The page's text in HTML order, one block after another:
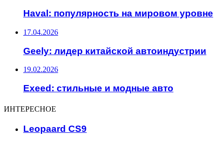
Haval: популярность на мировом уровне
17.04.2026
Geely: лидер китайской автоиндустрии
19.02.2026
Exeed: стильные и модные авто
ИНТЕРЕСНОЕ
Leopaard CS9